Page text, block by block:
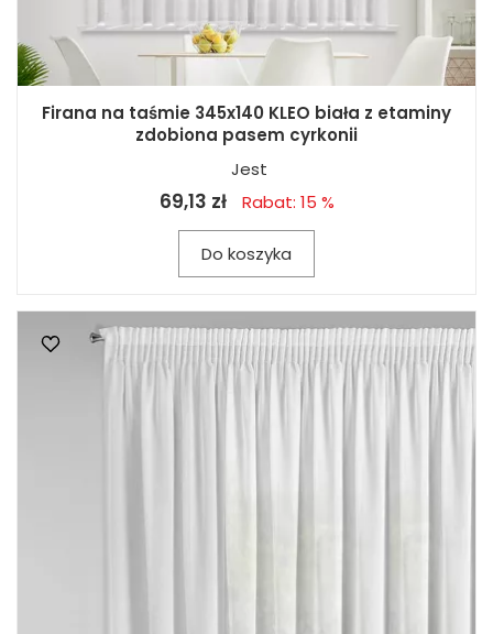
Firana na taśmie 345x140 KLEO biała z etaminy
zdobiona pasem cyrkonii
Jest
69,13 zł Rabat: 15 %
Do koszyka